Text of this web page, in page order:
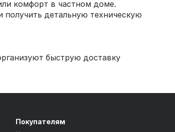
комфорт в частном доме.
получить детальную техническую
быструю доставку
Покупателям